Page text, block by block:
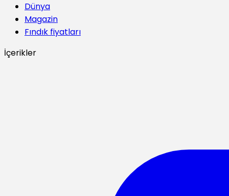
Dünya
Magazin
Fındık fiyatları
İçerikler